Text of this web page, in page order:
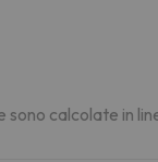
sono calcolate in